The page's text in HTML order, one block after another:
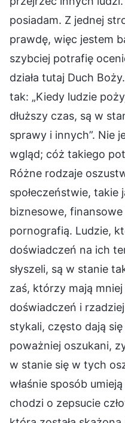
posiadam. Z jednej
prawdę, więc jestem
szybciej potrafię
działa tutaj Duch
tak: „Kiedy ludzie
dłuższy czas, są w
sprawy i innych”. Nie
wgląd; cóż takiego
Różne rodzaje
społeczeństwie,
biznesowe,
pornografią. Ludzie,
doświadczeń na ich
słyszeli, są w stanie
zaś, którzy mają
doświadczeń i
stykali, często dają
poważniej oszukani,
w stanie się w tych
właśnie sposób
chodzi o zepsucie